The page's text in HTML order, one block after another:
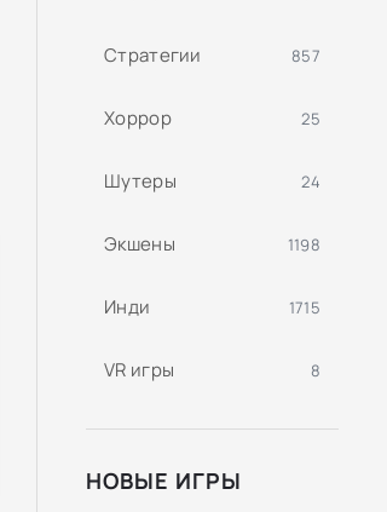
Стратегии 857
Хоррор 25
Шутеры 24
Экшены 1198
Инди 1715
VR игры 8
НОВЫЕ ИГРЫ